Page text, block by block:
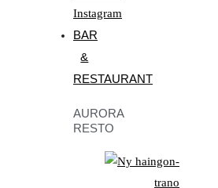
Instagram
BAR
&
RESTAURANT
AURORA
RESTO